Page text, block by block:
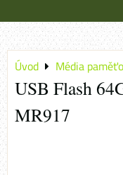
Úvod Média
USB Flash
MR917